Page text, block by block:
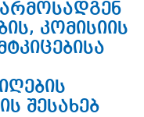
კომისიის
შესახებ